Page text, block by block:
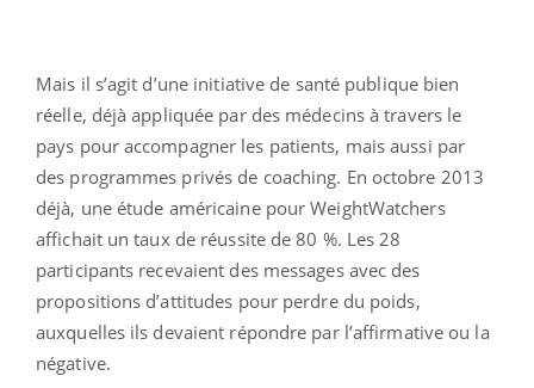
Mais il s’agit d’une initiative de santé publique bien
réelle, déjà appliquée par des médecins à travers le
pays pour accompagner les patients, mais aussi par
des programmes privés de coaching. En octobre 2013
déjà, une étude américaine pour WeightWatchers
affichait un taux de réussite de 80 %. Les 28
participants recevaient des messages avec des
propositions d’attitudes pour perdre du poids,
auxquelles ils devaient répondre par l’affirmative ou la
négative.